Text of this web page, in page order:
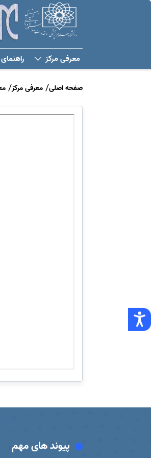
معرفی مرکز
صفحه اصلی معرفی مرکز
پیوند های مهم